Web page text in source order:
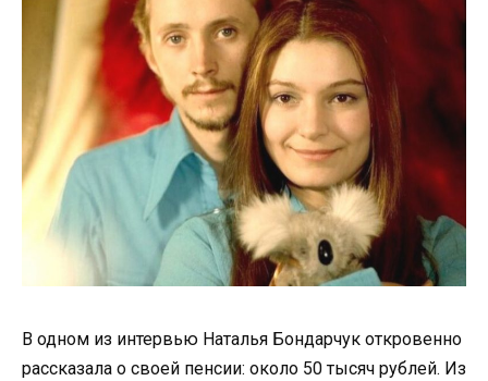
В одном из интервью Наталья Бондарчук откровенно
рассказала о своей пенсии: около 50 тысяч рублей. Из